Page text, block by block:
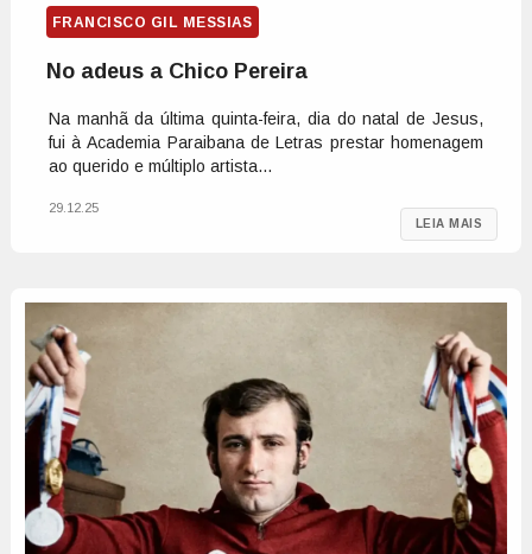
FRANCISCO GIL MESSIAS
No adeus a Chico Pereira
Na manhã da última quinta-feira, dia do natal de Jesus,
fui à Academia Paraibana de Letras prestar homenagem
ao querido e múltiplo artista...
LEIA MAIS
29.12.25